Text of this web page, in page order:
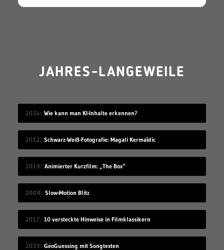
JAHRES-LANGEWEILE
2024 Wie kann man KI-Inhalte erkennen?
2012 Schwarz-Weiß-Fotografie: Magali Kermaīdic
2019 Animierter Kurzfilm: „The Box“
2008 Slow-Motion Blitz
2017 10 versteckte Hinweise in Filmklassikern
2023 GeoGuessing mit Songtexten